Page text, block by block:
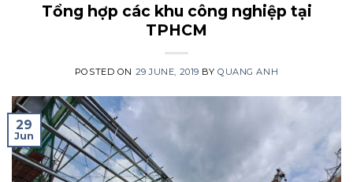
Tổng hợp các khu công nghiệp tại
TPHCM
POSTED ON 29 JUNE, 2019 BYQUANG ANH
29
Jun